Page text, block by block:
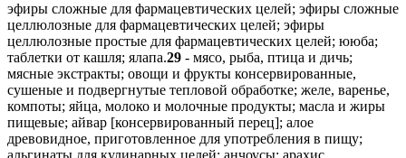
29 - мясо, рыба, птица и дичь;
мясные экстракты; овощи и фрукты консервированные,
сушеные и подвергнутые тепловой обработке; желе, варенье,
компоты; яйца, молоко и молочные продукты; масла и жиры
пищевые; айвар [консервированный перец]; алое
древовидное, приготовленное для употребления в пищу;
альгинаты для кулинарных целей; анчоусы; арахис